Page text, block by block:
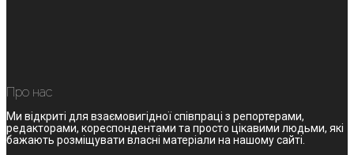
Про нас
Ми відкриті для взаємовигідної співпраці з репортерами,
редакторами, кореспондентами та просто цікавими людьми, які
бажають розміщувати власні матеріали на нашому сайті.